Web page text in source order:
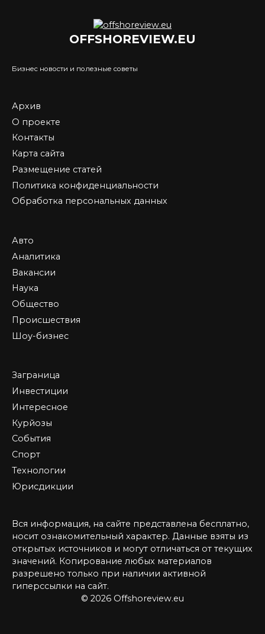
OFFSHOREVIEW.EU
Бизнес новости и полезные советы
Архив
О проекте
Контакты
Карта сайта
Размещение статей
Политика конфиденциальности
Обработка персональных данных
Авто
Аналитика
Вакансии
Наука
Общество
Происшествия
Шоу-бизнес
Заграница
Инвестиции
Интересное
Курйозы
События
Спорт
Технологии
Юрисдикции
Вся информация, на сайте представлена бесплатно,
носит ознакомительный характер. Данные взяты из
открытых источников и могут отличаться от текущих
значений. Копирование любых материалов
разрешено только при наличии активной
гиперссылки на сайт.
© 2026 Offshoreview.eu